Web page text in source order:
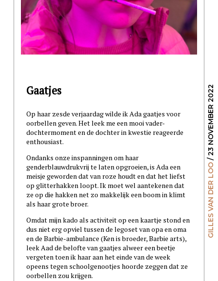
GILLES VAN DER LOO
/ 23 NOVEMBER 2022
Gaatjes
Op haar zesde verjaardag wilde ik Ada gaatjes voor
oorbellen geven. Het leek me een mooi vader-
dochtermoment en de dochter in kwestie reageerde
enthousiast.
Ondanks onze inspanningen om haar
genderblauwdrukvrij te laten opgroeien, is Ada een
meisje geworden dat van roze houdt en dat het liefst
op glitterhakken loopt. Ik moet wel aantekenen dat
ze op die hakken net zo makkelijk een boom in klimt
als haar grote broer.
Omdat mijn kado als activiteit op een kaartje stond en
dus niet erg opviel tussen de legoset van opa en oma
en de Barbie-ambulance (Ken is broeder, Barbie arts),
leek Aad de belofte van gaatjes alweer een beetje
vergeten toen ik haar aan het einde van de week
opeens tegen schoolgenootjes hoorde zeggen dat ze
oorbellen zou krijgen.